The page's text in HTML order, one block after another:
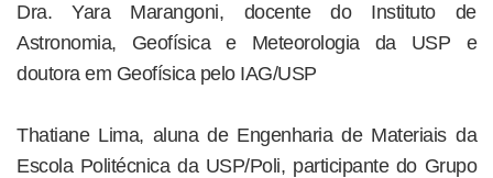
Dra. Yara Marangoni, docente do Instituto de
Astronomia, Geofísica e Meteorologia da USP e
doutora em Geofísica pelo IAG/USP
Thatiane Lima, aluna de Engenharia de Materiais da
Escola Politécnica da USP/Poli, participante do Grupo